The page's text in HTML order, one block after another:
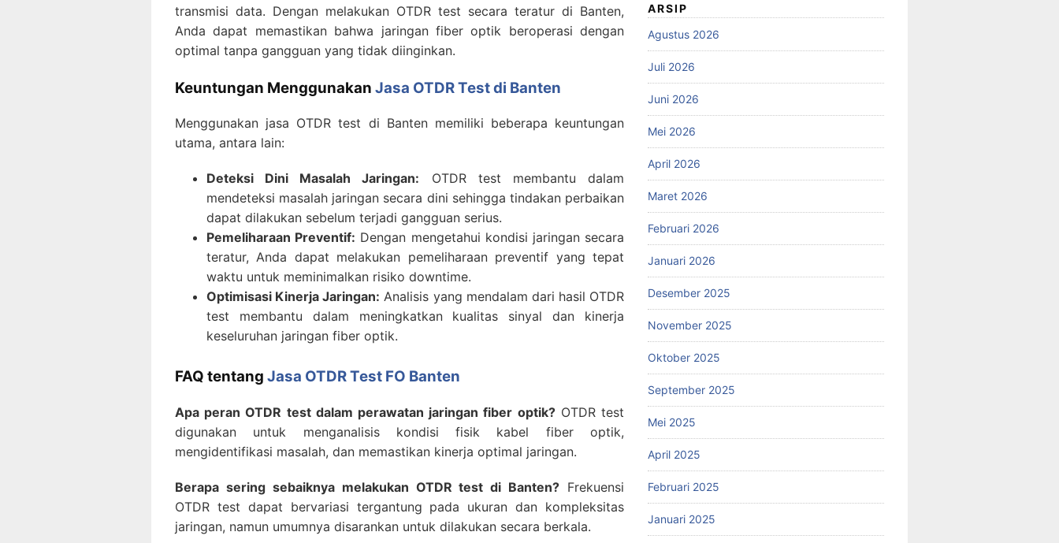
transmisi data. Dengan melakukan OTDR test secara teratur di Banten,
Anda dapat memastikan bahwa jaringan fiber optik beroperasi dengan
optimal tanpa gangguan yang tidak diinginkan.
Keuntungan Menggunakan Jasa OTDR Test di Banten
Menggunakan jasa OTDR test di Banten memiliki beberapa keuntungan
utama, antara lain:
Deteksi Dini Masalah Jaringan: OTDR test membantu dalam
mendeteksi masalah jaringan secara dini sehingga tindakan perbaikan
dapat dilakukan sebelum terjadi gangguan serius.
Pemeliharaan Preventif: Dengan mengetahui kondisi jaringan secara
teratur, Anda dapat melakukan pemeliharaan preventif yang tepat
waktu untuk meminimalkan risiko downtime.
Optimisasi Kinerja Jaringan: Analisis yang mendalam dari hasil OTDR
test membantu dalam meningkatkan kualitas sinyal dan kinerja
keseluruhan jaringan fiber optik.
FAQ tentang Jasa OTDR Test FO Banten
Apa peran OTDR test dalam perawatan jaringan fiber optik?OTDR test
digunakan untuk menganalisis kondisi fisik kabel fiber optik,
mengidentifikasi masalah, dan memastikan kinerja optimal jaringan.
Berapa sering sebaiknya melakukan OTDR test di Banten? Frekuensi
OTDR test dapat bervariasi tergantung pada ukuran dan kompleksitas
jaringan, namun umumnya disarankan untuk dilakukan secara berkala.
ARSIP
Agustus 2026
Juli 2026
Juni 2026
Mei 2026
April 2026
Maret 2026
Februari 2026
Januari 2026
Desember 2025
November 2025
Oktober 2025
September 2025
Mei 2025
April 2025
Februari 2025
Januari 2025